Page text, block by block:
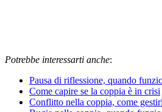
Potrebbe interessarti anche:
Pausa di riflessione, quando
Come capire se la coppia è in crisi
Conflitto nella coppia, come